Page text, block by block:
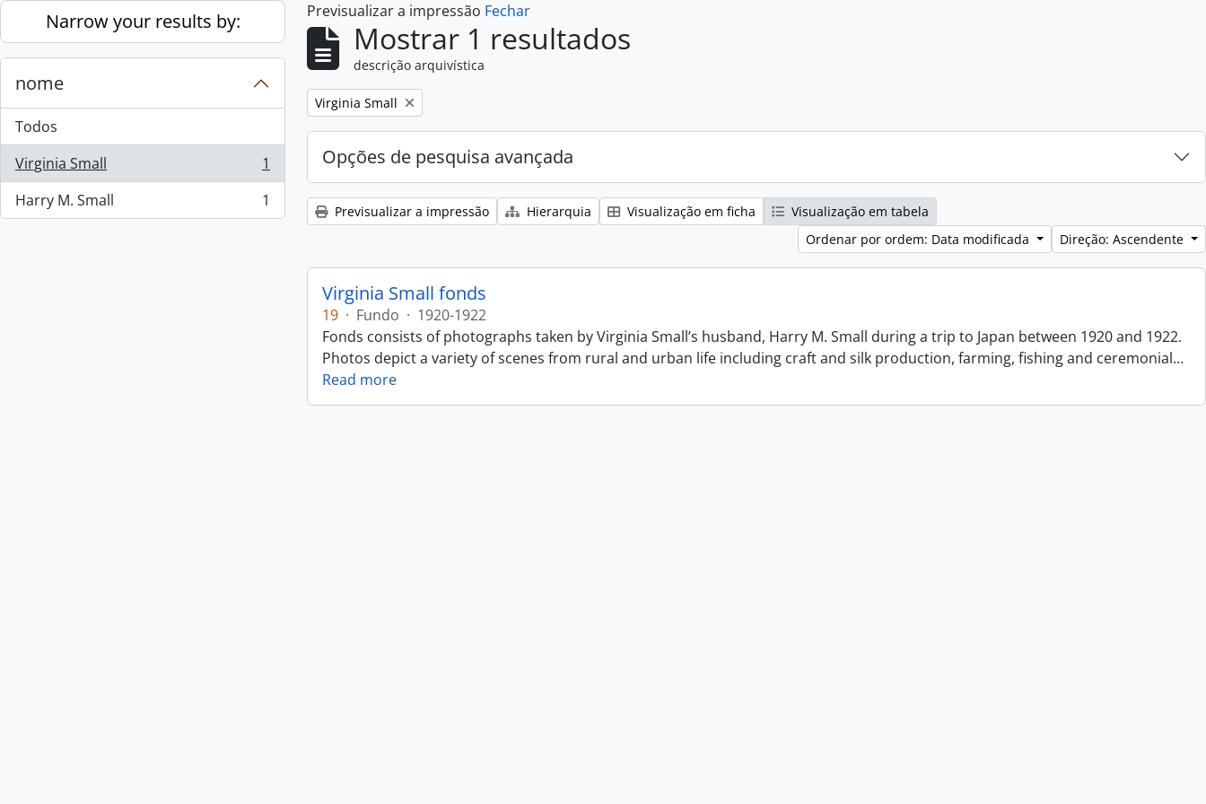
Skip to main content
Narrow your results by:
nome
Todos
Virginia Small
, 1 resultados
1
Harry M. Small
, 1 resultados 1
Previsualizar a impressão Fechar
Mostrar 1 resultados
descrição arquivística
Remove filter:
Virginia Small
Opções de pesquisa avançada
Previsualizar a impressão Hierarquia Visualização em ficha
Visualização em tabela
Ordenar por ordem: Data modificada
Direção: Ascendente
Virginia Small fonds
19 · Fundo · 1920-1922
Fonds consists of photographs taken by Virginia Small’s husband, Harry M. Small during a trip to Japan between 1920 and 1922.
Photos depict a variety of scenes from rural and urban life including craft and silk production, farming, fishing and ceremonial…
Read more